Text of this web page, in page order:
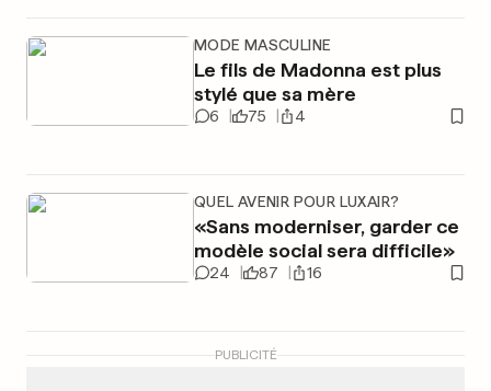
MODE MASCULINE
Le fils de Madonna est plus
stylé que sa mère
6 75 4
QUEL AVENIR POUR LUXAIR?
«Sans moderniser, garder ce
modèle social sera difficile»
24 87 16
PUBLICITÉ